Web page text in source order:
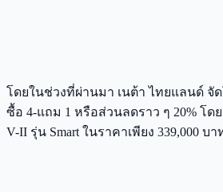
โดยในช่วงที่ผ่านมา เนต้า ไทยแลนด์ จัด
ซื้อ 4-แถม 1 หรือส่วนลดราว ๆ 20% โด
V-II รุ่น Smart ในราคาเพียง 339,000 บา